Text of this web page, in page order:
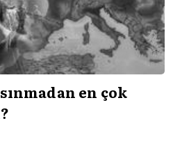
en çok